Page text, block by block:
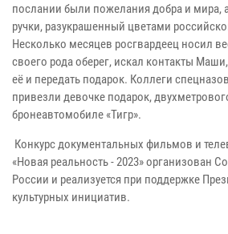
послании были пожелания добра и мира,
ручки, разукрашенный цветами
Несколько месяцев росгвардеец носил
своего рода оберег, искал контакты
её и передать подарок. Коллеги
привезли девочке подарок,
бронеавтомобиле «Тигр».
Конкурс документальных фильмов и
«Новая реальность - 2023» организован
России и реализуется при поддержке
культурных инициатив.